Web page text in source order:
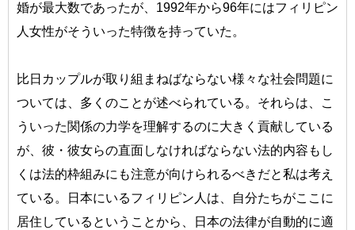
婚が最大数であったが、1992年から96年にはフィリピン
人女性がそういった特徴を持っていた。
比日カップルが取り組まねばならない様々な社会問題に
ついては、多くのことが述べられている。それらは、こ
ういった関係の力学を理解するのに大きく貢献している
が、彼・彼女らの直面しなければならない法的内容もし
くは法的枠組みにも注意が向けられるべきだと私は考え
ている。日本にいるフィリピン人は、自分たちがここに
居住しているということから、日本の法律が自動的に適